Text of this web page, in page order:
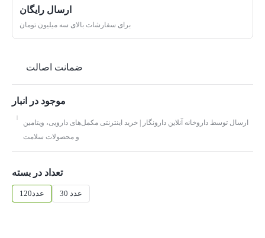
ارسال رایگان
برای سفارشات بالای سه میلیون تومان
ضمانت اصالت
موجود در انبار
ارسال توسط داروخانه آنلاین دارونگار | خرید اینترنتی مکمل‌های دارویی، ویتامین
و محصولات سلامت
تعداد در بسته
120عدد 30 عدد